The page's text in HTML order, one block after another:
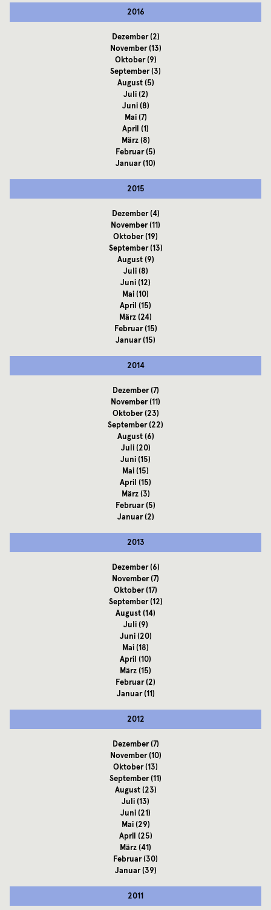
2016
Dezember(2)
November(13)
Oktober(9)
September(3)
August(5)
Juli(2)
Juni(8)
Mai(7)
April (1)
März(8)
Februar(5)
Januar(10)
2015
Dezember(4)
November(11)
Oktober(19)
September(13)
August(9)
Juli(8)
Juni(12)
Mai(10)
April (15)
März(24)
Februar(15)
Januar(15)
2014
Dezember(7)
November(11)
Oktober(23)
September(22)
August(6)
Juli(20)
Juni(15)
Mai(15)
April (15)
März(3)
Februar(5)
Januar(2)
2013
Dezember(6)
November(7)
Oktober(17)
September(12)
August(14)
Juli(9)
Juni(20)
Mai(18)
April (10)
März(15)
Februar(2)
Januar(11)
2012
Dezember(7)
November(10)
Oktober(13)
September(11)
August(23)
Juli(13)
Juni(21)
Mai(29)
April (25)
März(41)
Februar(30)
Januar(39)
2011